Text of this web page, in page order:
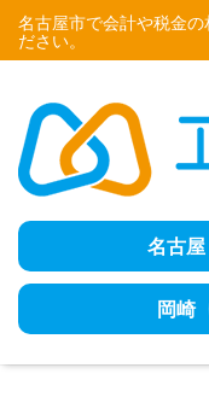
名古屋市で会計や税金の
ださい。
名古屋
岡崎